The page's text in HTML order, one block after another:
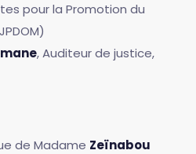
pour la Promotion du
, Auditeur de justice,
de Madame Zeïnabou